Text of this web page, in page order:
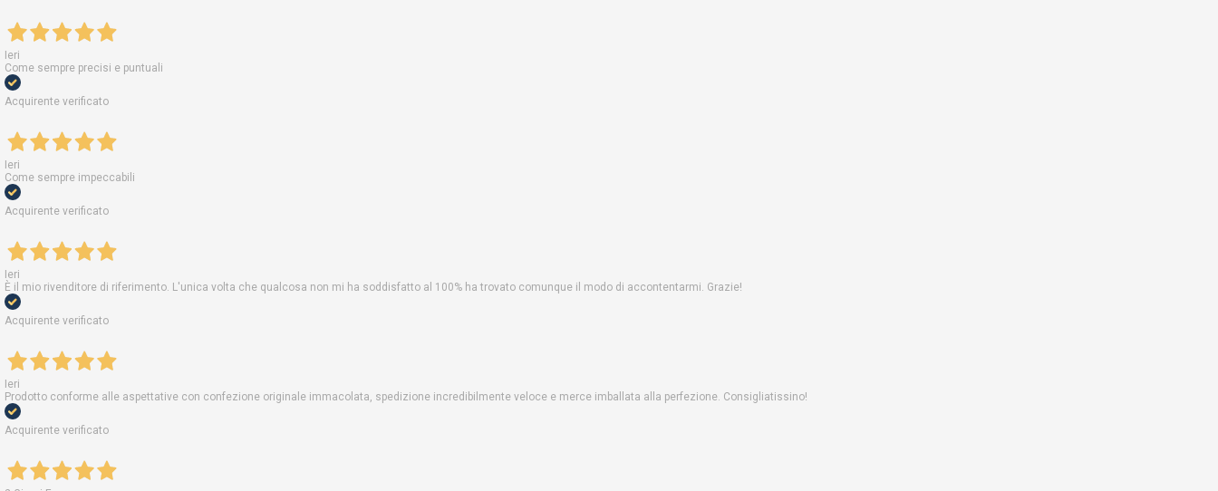
Ieri
Come sempre precisi e puntuali
Acquirente verificato
Ieri
Come sempre impeccabili
Acquirente verificato
Ieri
È il mio rivenditore di riferimento. L'unica volta che qualcosa non mi ha soddisfatto al 100% ha trovato comunque il modo di accontentarmi. Grazie!
Acquirente verificato
Ieri
Prodotto conforme alle aspettative con confezione originale immacolata, spedizione incredibilmente veloce e merce imballata alla perfezione. Consigliatissino!
Acquirente verificato